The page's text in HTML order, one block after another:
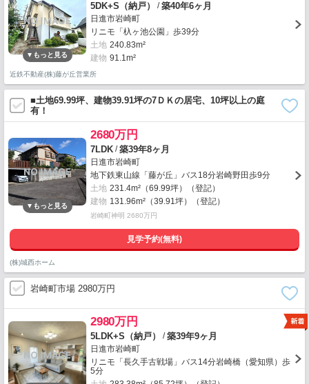
5DK+S（納戸） /築40年6ヶ月
日進市岩崎町
リニモ「杁ヶ池公園」歩39分
土地 240.83m²
建物 91.1m²
近鉄不動産(株)藤が丘営業所
■土地69.99坪、建物39.91坪の7ＤＫの居宅、10坪以上の庭
有！
2680万円
7LDK /築39年8ヶ月
日進市岩崎町
地下鉄東山線「藤が丘」バス18分岩崎野田歩9分
土地 231.4m²（69.99坪）（登記）
建物 131.96m²（39.91坪）（登記）
岩崎町神明 2680万円
見学予約(無料)
(株)城西ホーム
岩崎町市場 2980万円
2980万円
5LDK+S（納戸） /築39年9ヶ月
日進市岩崎町
リニモ「長久手古戦場」バス14分岩崎橋（愛知県）歩
5分